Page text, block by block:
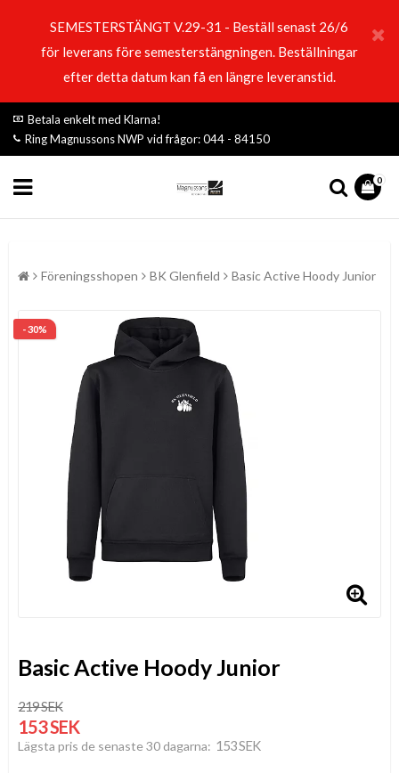
SEMESTERSTÄNGT V.29-31 - Beställ senast 26/6
för leverans före semesterstängningen. Beställningar
efter detta datum kan få en längre leveranstid.
Betala enkelt med Klarna!
Ring Magnussons NWP vid frågor: 044 - 84150
0
Föreningsshopen BK Glenfield Basic Active Hoody Junior
- 30%
Basic Active Hoody Junior
219 SEK
153 SEK
Lägsta pris de senaste 30 dagarna 153 SEK